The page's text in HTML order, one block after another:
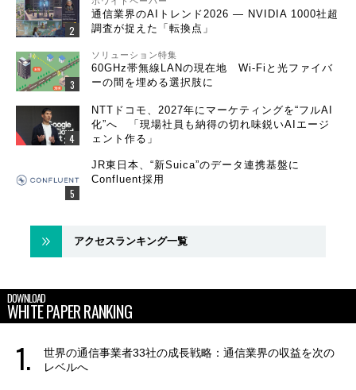
通信業界のAIトレンド2026 ― NVIDIA 1000社超
調査が捉えた「転換点」
ソリューション特集
60GHz帯無線LANの現在地 Wi-Fiと光ファイバ
ーの間を埋める選択肢に
NTTドコモ、2027年にマーケティングを“フルAI
化”へ 「現場社員も納得の切れ味鋭いAIエージ
ェント作る」
JR東日本、“新Suica”のデータ連携基盤に
Confluent採用
アクセスランキング一覧
DOWNLOAD
WHITE PAPER RANKING
世界の通信事業者33社の成長戦略：通信業界の収益を次の
レベルへ